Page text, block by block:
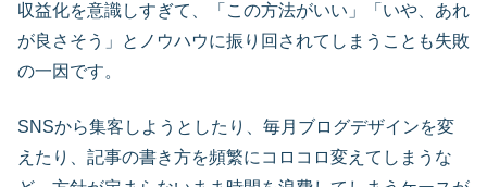
収益化を意識しすぎて、「この方法がいい」「いや、あれ
が良さそう」とノウハウに振り回されてしまうことも失敗
の一因です。
SNSから集客しようとしたり、毎月ブログデザインを変
えたり、記事の書き方を頻繁にコロコロ変えてしまうな